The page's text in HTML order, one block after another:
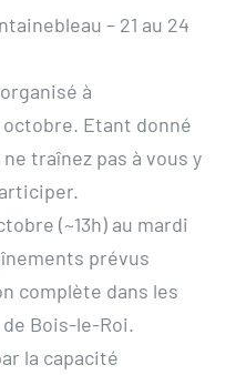
– 21 au 24
à
octobre. Etant donné
traînez pas à vous y
(~13h) au mardi
prévus
complète dans les
Bois-le-Roi.
la capacité